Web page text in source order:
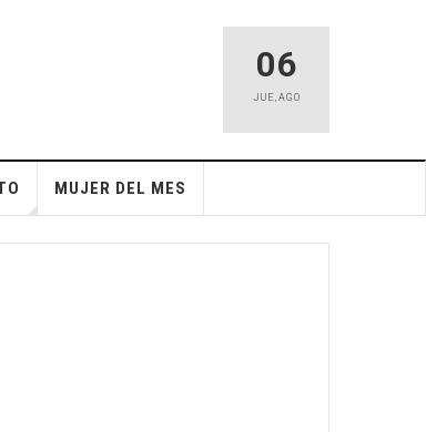
06
JUE , AGO
MUJER DEL MES